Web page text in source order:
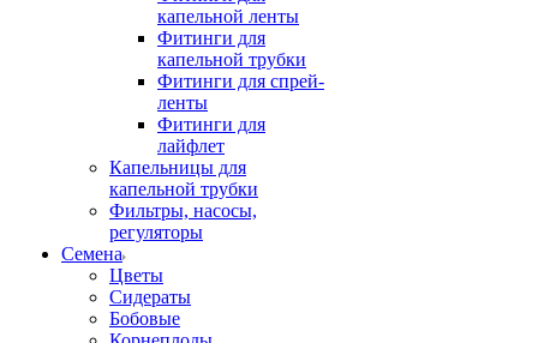
капельной ленты
Фитинги для
капельной трубки
Фитинги для спрей-
ленты
Фитинги для
лайфлет
Капельницы для
капельной трубки
Фильтры, насосы,
регуляторы
Семена
Цветы
Сидераты
Бобовые